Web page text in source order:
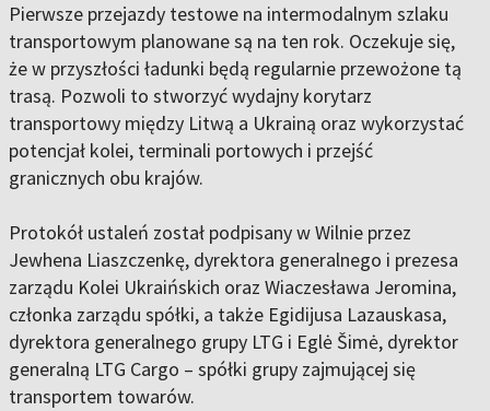
Pierwsze przejazdy testowe na intermodalnym szlaku
transportowym planowane są na ten rok. Oczekuje się,
że w przyszłości ładunki będą regularnie przewożone tą
trasą. Pozwoli to stworzyć wydajny korytarz
transportowy między Litwą a Ukrainą oraz wykorzystać
potencjał kolei, terminali portowych i przejść
granicznych obu krajów.
Protokół ustaleń został podpisany w Wilnie przez
Jewhena Liaszczenkę, dyrektora generalnego i prezesa
zarządu Kolei Ukraińskich oraz Wiaczesława Jeromina,
członka zarządu spółki, a także Egidijusa Lazauskasa,
dyrektora generalnego grupy LTG i Eglė Šimė, dyrektor
generalną LTG Cargo – spółki grupy zajmującej się
transportem towarów.